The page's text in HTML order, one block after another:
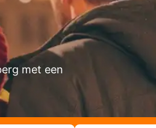
met een